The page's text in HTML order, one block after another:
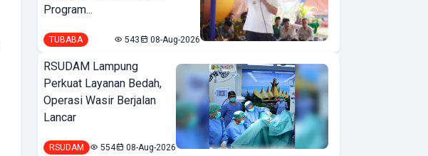
Program...
TUBABA 543 08-Aug-2026
RSUDAM Lampung
Perkuat Layanan Bedah,
Operasi Wasir Berjalan
Lancar
RSUDAM 554 08-Aug-2026